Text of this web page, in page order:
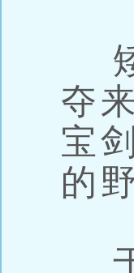
矮
夺
宝
的
于